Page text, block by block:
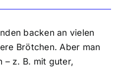
backen an vielen
Brötchen. Aber man
– z. B. mit guter,